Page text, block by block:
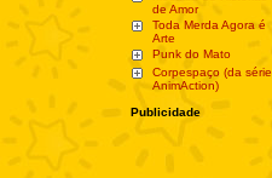
de Amor
Toda Merda Agora é
Arte
Punk do Mato
Corpespaço (da série
AnimAction)
Publicidade